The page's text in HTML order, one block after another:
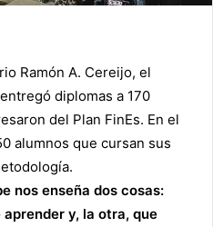
Ramón A. Cereijo, el
diplomas a 170
del Plan FinEs. En el
alumnos que cursan sus
nos enseña dos cosas:
aprender y, la otra, que